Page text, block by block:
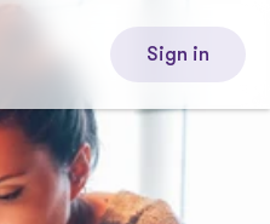
Sign in